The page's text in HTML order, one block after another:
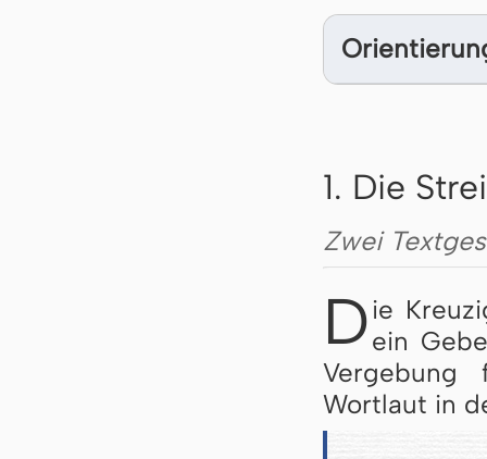
1. Die
Zwei
D ie
ein
Wortlaut in